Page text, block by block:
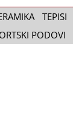
TEPISI
PODOVI